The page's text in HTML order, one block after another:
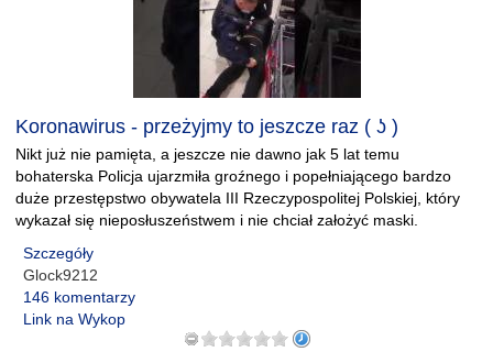
Koronawirus - przeżyjmy to jeszcze raz ( ʖ )
Nikt już nie pamięta, a jeszcze nie dawno jak 5 lat temu
bohaterska Policja ujarzmiła groźnego i popełniającego bardzo
duże przestępstwo obywatela III Rzeczypospolitej Polskiej, który
wykazał się nieposłuszeństwem i nie chciał założyć maski.
Szczegóły
Glock9212
146 komentarzy
Link na Wykop